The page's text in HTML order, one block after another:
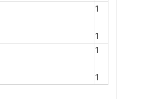
1
1
1
1